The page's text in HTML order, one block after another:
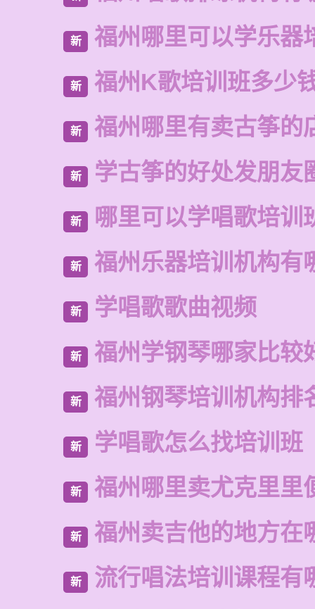
新 福州哪里可以学乐器
新 福州K歌培训班多少
新 福州哪里有卖古筝的
新 学古筝的好处发朋友
新 哪里可以学唱歌培训
新 福州乐器培训机构有
新 学唱歌歌曲视频
新 福州学钢琴哪家比较
新 福州钢琴培训机构排
新 学唱歌怎么找培训班
新 福州哪里卖尤克里里
新 福州卖吉他的地方在
新 流行唱法培训课程有